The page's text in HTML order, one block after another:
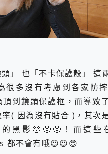
」 也「不卡保護殼」 這
很多沒有考慮到各家防
頂到鏡頭保護框，而導致
( 因為沒有貼合 )，其次
黑影🥺🥺🥺！而這些
都不會有哦😍😍😍